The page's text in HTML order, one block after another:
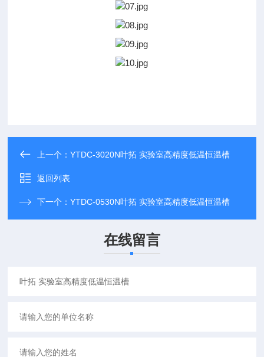
上一个：YTDC-3020N叶拓 实验室高精度低温恒温槽
返回列表
下一个：YTDC-0530N叶拓 实验室高精度低温恒温槽
在线留言